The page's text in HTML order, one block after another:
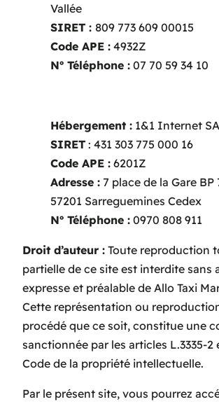
Vallée
SIRET : 809 773 609 00015
Code APE : 4932Z
Nº Téléphone : 07 70 59 34 10
Hébergement : 1&1 Internet
SIRET : 431 303 775 000 16
Code APE : 6201Z
Adresse : 7 place de la Gare BP
57201 Sarreguemines Cedex
Nº Téléphone : 0970 808 911
Droit d’auteur : Toute reproduction
partielle de ce site est interdite sans
expresse et préalable de Allo Taxi
Cette représentation ou
procédé que ce soit, constitue une
sanctionnée par les articles L.3335-2
Code de la propriété intellectuelle.
Par le présent site, vous pourrez